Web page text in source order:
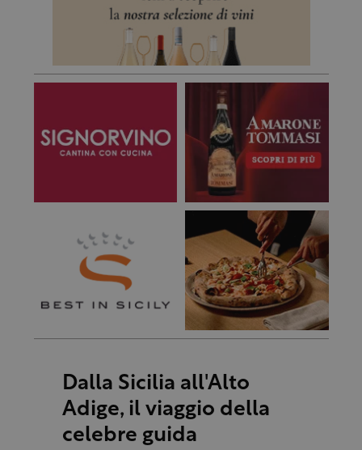
Dalla Sicilia all'Alto
Adige, il viaggio della
celebre guida